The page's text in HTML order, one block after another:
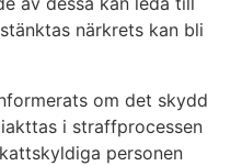
närkrets kan bli
om det skydd
i straffprocessen
personen